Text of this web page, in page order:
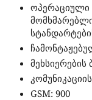
ოპერაციული
GSM: 900